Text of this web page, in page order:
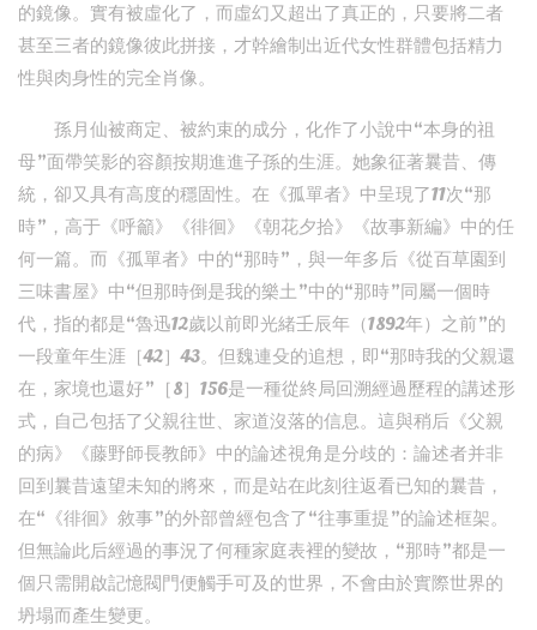
的鏡像。實有被虛化了，而虛幻又超出了真正的，只要將二者
甚至三者的鏡像彼此拼接，才幹繪制出近代女性群體包括精力
性與肉身性的完全肖像。
孫月仙被商定、被約束的成分，化作了小說中“本身的祖
母”面帶笑影的容顏按期進進子孫的生涯。她象征著曩昔、傳
統，卻又具有高度的穩固性。在《孤單者》中呈現了11次“那
時”，高于《呼籲》《徘徊》《朝花夕拾》《故事新編》中的任
何一篇。而《孤單者》中的“那時”，與一年多后《從百草園到
三味書屋》中“但那時倒是我的樂土”中的“那時”同屬一個時
代，指的都是“魯迅12歲以前即光緒壬辰年（1892年）之前”的
一段童年生涯［42］43。但魏連殳的追想，即“那時我的父親還
在，家境也還好”［8］156是一種從終局回溯經過歷程的講述形
式，自己包括了父親往世、家道沒落的信息。這與稍后《父親
的病》《藤野師長教師》中的論述視角是分歧的：論述者并非
回到曩昔遠望未知的將來，而是站在此刻往返看已知的曩昔，
在“《徘徊》敘事”的外部曾經包含了“往事重提”的論述框架。
但無論此后經過的事況了何種家庭表裡的變故，“那時”都是一
個只需開啟記憶閥門便觸手可及的世界，不會由於實際世界的
坍塌而產生變更。